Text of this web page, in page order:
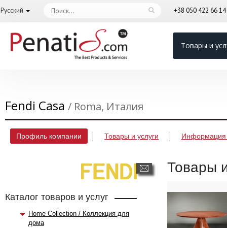
Русский +38 050 422 66 14
Товары и
Fendi Casa / Roma, Италия
Профиль компании Товары и услуги Информация
Каталог товаров и услуг
Home Collection / Коллекция для
дома
Товары